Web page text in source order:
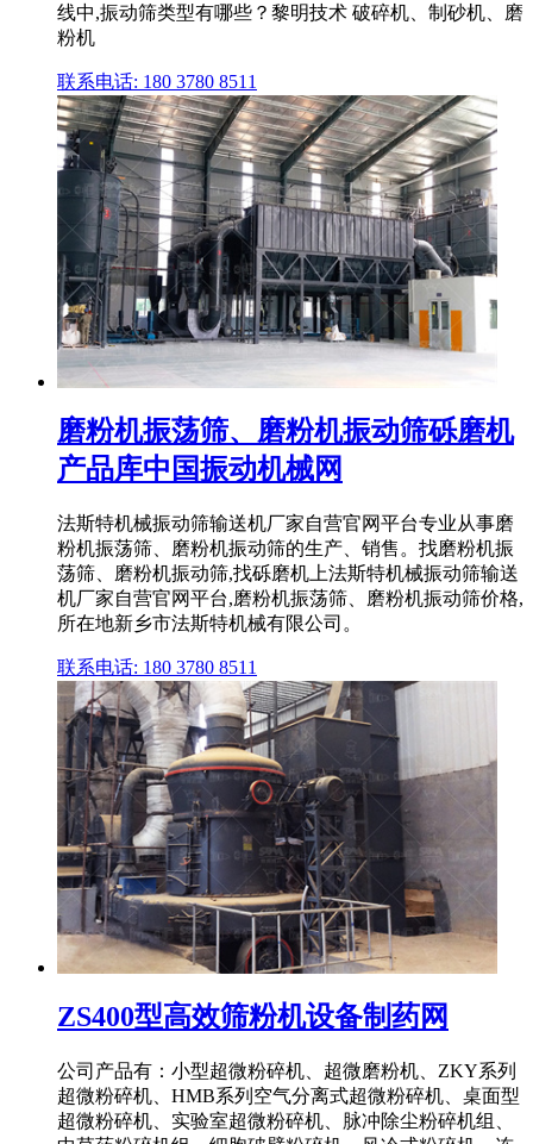
线中,振动筛类型有哪些？黎明技术 破碎机、制砂机、磨
粉机
联系电话: 180 3780 8511
磨粉机振荡筛、磨粉机振动筛砾磨机
产品库中国振动机械网
法斯特机械振动筛输送机厂家自营官网平台专业从事磨
粉机振荡筛、磨粉机振动筛的生产、销售。找磨粉机振
荡筛、磨粉机振动筛,找砾磨机上法斯特机械振动筛输送
机厂家自营官网平台,磨粉机振荡筛、磨粉机振动筛价格,
所在地新乡市法斯特机械有限公司。
联系电话: 180 3780 8511
ZS400型高效筛粉机设备制药网
公司产品有：小型超微粉碎机、超微磨粉机、ZKY系列
超微粉碎机、HMB系列空气分离式超微粉碎机、桌面型
超微粉碎机、实验室超微粉碎机、脉冲除尘粉碎机组、